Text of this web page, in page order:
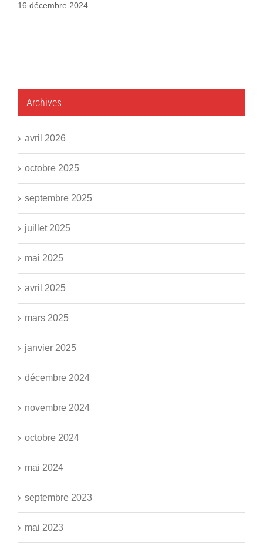
16 décembre 2024
Archives
avril 2026
octobre 2025
septembre 2025
juillet 2025
mai 2025
avril 2025
mars 2025
janvier 2025
décembre 2024
novembre 2024
octobre 2024
mai 2024
septembre 2023
mai 2023